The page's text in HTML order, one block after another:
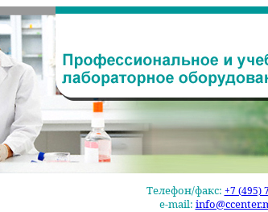
Телефон/факс: +7 (495)
e-mail: